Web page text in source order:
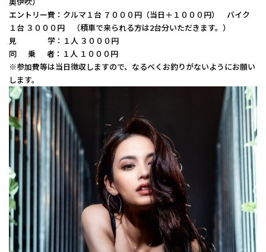
エントリー費：クルマ１台 ７０００円（当日＋１０００円） バイク
１台 ３０００円 （積車で来られる方は2台分いただきます。）
見 学：１人 ３０００円
同 乗 者：１人 １０００円
※参加費等は当日徴収しますので、なるべくお釣りがないようにお願い
します。